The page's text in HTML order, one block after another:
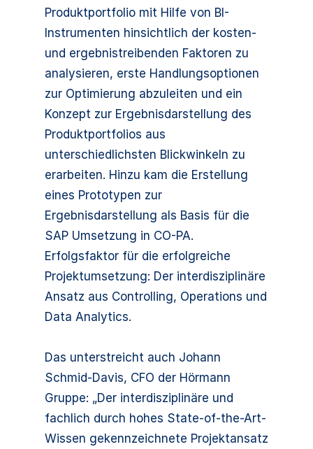
Produktportfolio mit Hilfe von BI-
Instrumenten hinsichtlich der kosten-
und ergebnistreibenden Faktoren zu
analysieren, erste Handlungsoptionen
zur Optimierung abzuleiten und ein
Konzept zur Ergebnisdarstellung des
Produktportfolios aus
unterschiedlichsten Blickwinkeln zu
erarbeiten. Hinzu kam die Erstellung
eines Prototypen zur
Ergebnisdarstellung als Basis für die
SAP Umsetzung in CO-PA.
Erfolgsfaktor für die erfolgreiche
Projektumsetzung: Der interdisziplinäre
Ansatz aus Controlling, Operations und
Data Analytics.
Das unterstreicht auch Johann
Schmid-Davis, CFO der Hörmann
Gruppe: „Der interdisziplinäre und
fachlich durch hohes State-of-the-Art-
Wissen gekennzeichnete Projektansatz